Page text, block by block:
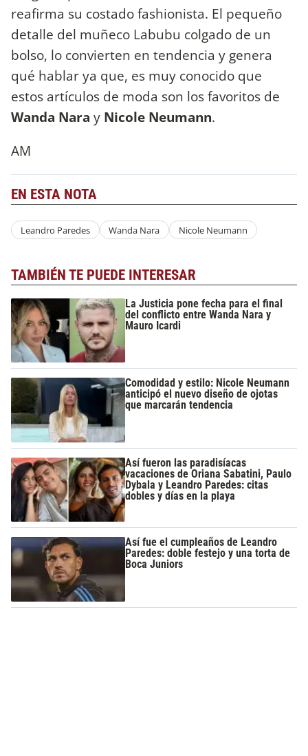
reafirma su costado fashionista. El pequeño
detalle del muñeco Labubu colgado de un
bolso, lo convierten en tendencia y genera
qué hablar ya que, es muy conocido que
estos artículos de moda son los favoritos de
Wanda Nara y Nicole Neumann.
AM
EN ESTA NOTA
Leandro Paredes Wanda Nara Nicole Neumann
TAMBIÉN TE PUEDE INTERESAR
La Justicia pone fecha para el final
del conflicto entre Wanda Nara y
Mauro Icardi
Comodidad y estilo: Nicole Neumann
anticipó el nuevo diseño de ojotas
que marcarán tendencia
Así fueron las paradisíacas
vacaciones de Oriana Sabatini, Paulo
Dybala y Leandro Paredes: citas
dobles y días en la playa
Así fue el cumpleaños de Leandro
Paredes: doble festejo y una torta de
Boca Juniors